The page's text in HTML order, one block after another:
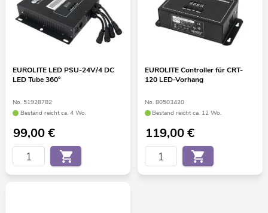
EUROLITE LED PSU-24V/4 DC
LED Tube 360°
No. 51928782
Bestand reicht ca. 4 Wo.
99,00€
EUROLITE Controller für CRT-
120 LED-Vorhang
No. 80503420
Bestand reicht ca. 12 Wo.
119,00€